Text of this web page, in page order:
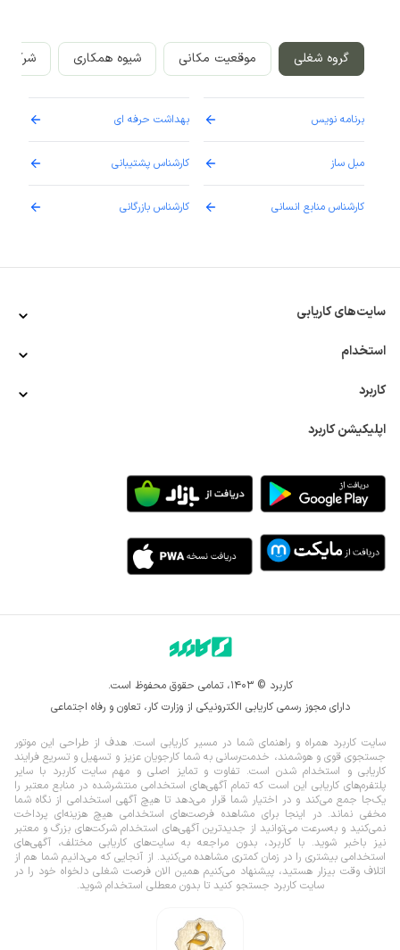
گروه شغلی موقعیت مکانی شیوه همکاری
برنامه نویس
مبل ساز
کارشناس منابع انسانی
بهداشت حرفه ای
کارشناس پشتیبانی
کارشناس بازرگانی
سایت‌های کاریابی
استخدام
کاربرد
اپلیکیشن کاربرد
کاربرد © ۱۴۰۳، تمامی حقوق محفوظ است.
دارای مجوز رسمی کاریابی الکترونیکی از وزارت کار، تعاون و رفاه اجتماعی
سایت کاربرد همراه و راهنمای شما در مسیر کاریابی است. هدف از طراحی این موتور
جستجوی قوی و هوشمند، خدمت‌رسانی به شما کارجویان عزیز و تسهیل و تسریع فرایند
کاریابی و استخدام شدن است. تفاوت و تمایز اصلی و مهم سایت کاربرد با سایر
پلتفرم‌های کاریابی این است که تمام آگهی‌های استخدامی منتشرشده در منابع معتبر را
یک‌‌جا جمع می‌کند و در اختیار شما قرار می‌‌‌دهد تا هیچ آگهی استخدامی از نگاه شما
مخفی نماند.در اینجا برای مشاهده فرصت‌های استخدامی هیچ هزینه‌ای پرداخت
نمی‌کنید و به‌سرعت می‌توانید از جدیدترین آگهی‌های استخدام شرکت‌های بزرگ و معتبر
نیز باخبر شوید. با کاربرد، بدون مراجعه به سایت‌های کاریابی مختلف، آگهی‌های
استخدامی بیشتری را در زمان کمتری مشاهده می‌کنید. از آنجایی که می‌دانیم شما هم از
اتلاف وقت بیزار هستید، پیشنهاد می‌کنیم همین الان فرصت شغلی دلخواه خود را در
سایت کاربرد جستجو کنید تا بدون معطلی استخدام شوید.